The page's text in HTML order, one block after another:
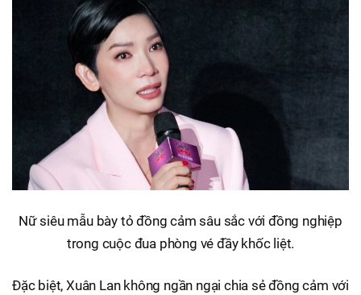
Nữ siêu mẫu bày tỏ đồng cảm sâu sắc với đồng nghiệp
trong cuộc đua phòng vé đầy khốc liệt.
Đặc biệt, Xuân Lan không ngần ngại chia sẻ đồng cảm với